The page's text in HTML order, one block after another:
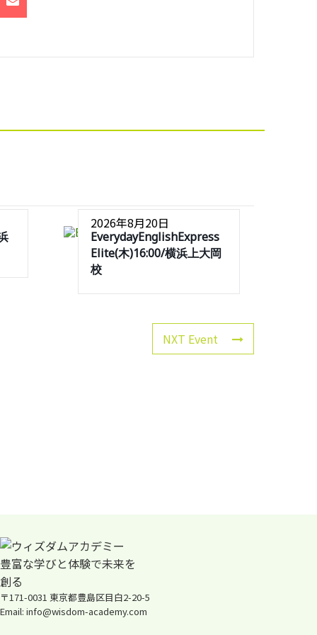
2026年8月20日
EverydayEnglishExpress
Elite(木)16:00/横浜上大岡
校
NXT Event
〒171-0031 東京都豊島区目白2-20-5
Email: info@wisdom-academy.com